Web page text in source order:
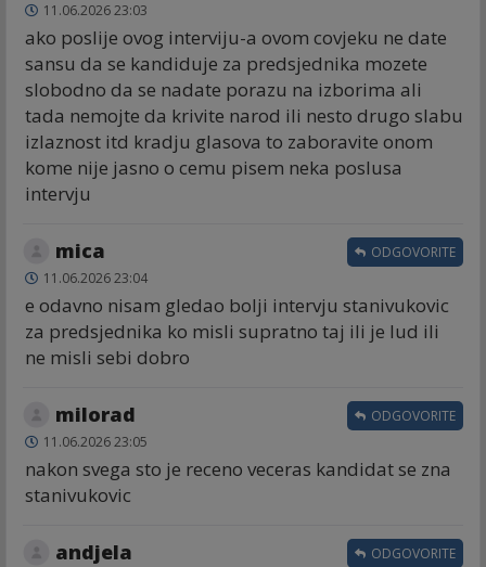
11.06.2026 23:03
ako poslije ovog interviju-a ovom covjeku ne date
sansu da se kandiduje za predsjednika mozete
slobodno da se nadate porazu na izborima ali
tada nemojte da krivite narod ili nesto drugo slabu
izlaznost itd kradju glasova to zaboravite onom
kome nije jasno o cemu pisem neka poslusa
intervju
mica
11.06.2026 23:04
e odavno nisam gledao bolji intervju stanivukovic
za predsjednika ko misli supratno taj ili je lud ili
ne misli sebi dobro
ODGOVORITE
milorad
11.06.2026 23:05
nakon svega sto je receno veceras kandidat se zna
stanivukovic
ODGOVORITE
andjela ODGOVORITE